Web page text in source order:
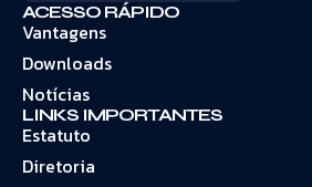
ACESSO RÁPIDO
Vantagens
Downloads
Notícias
LINKS IMPORTANTES
Estatuto
Diretoria